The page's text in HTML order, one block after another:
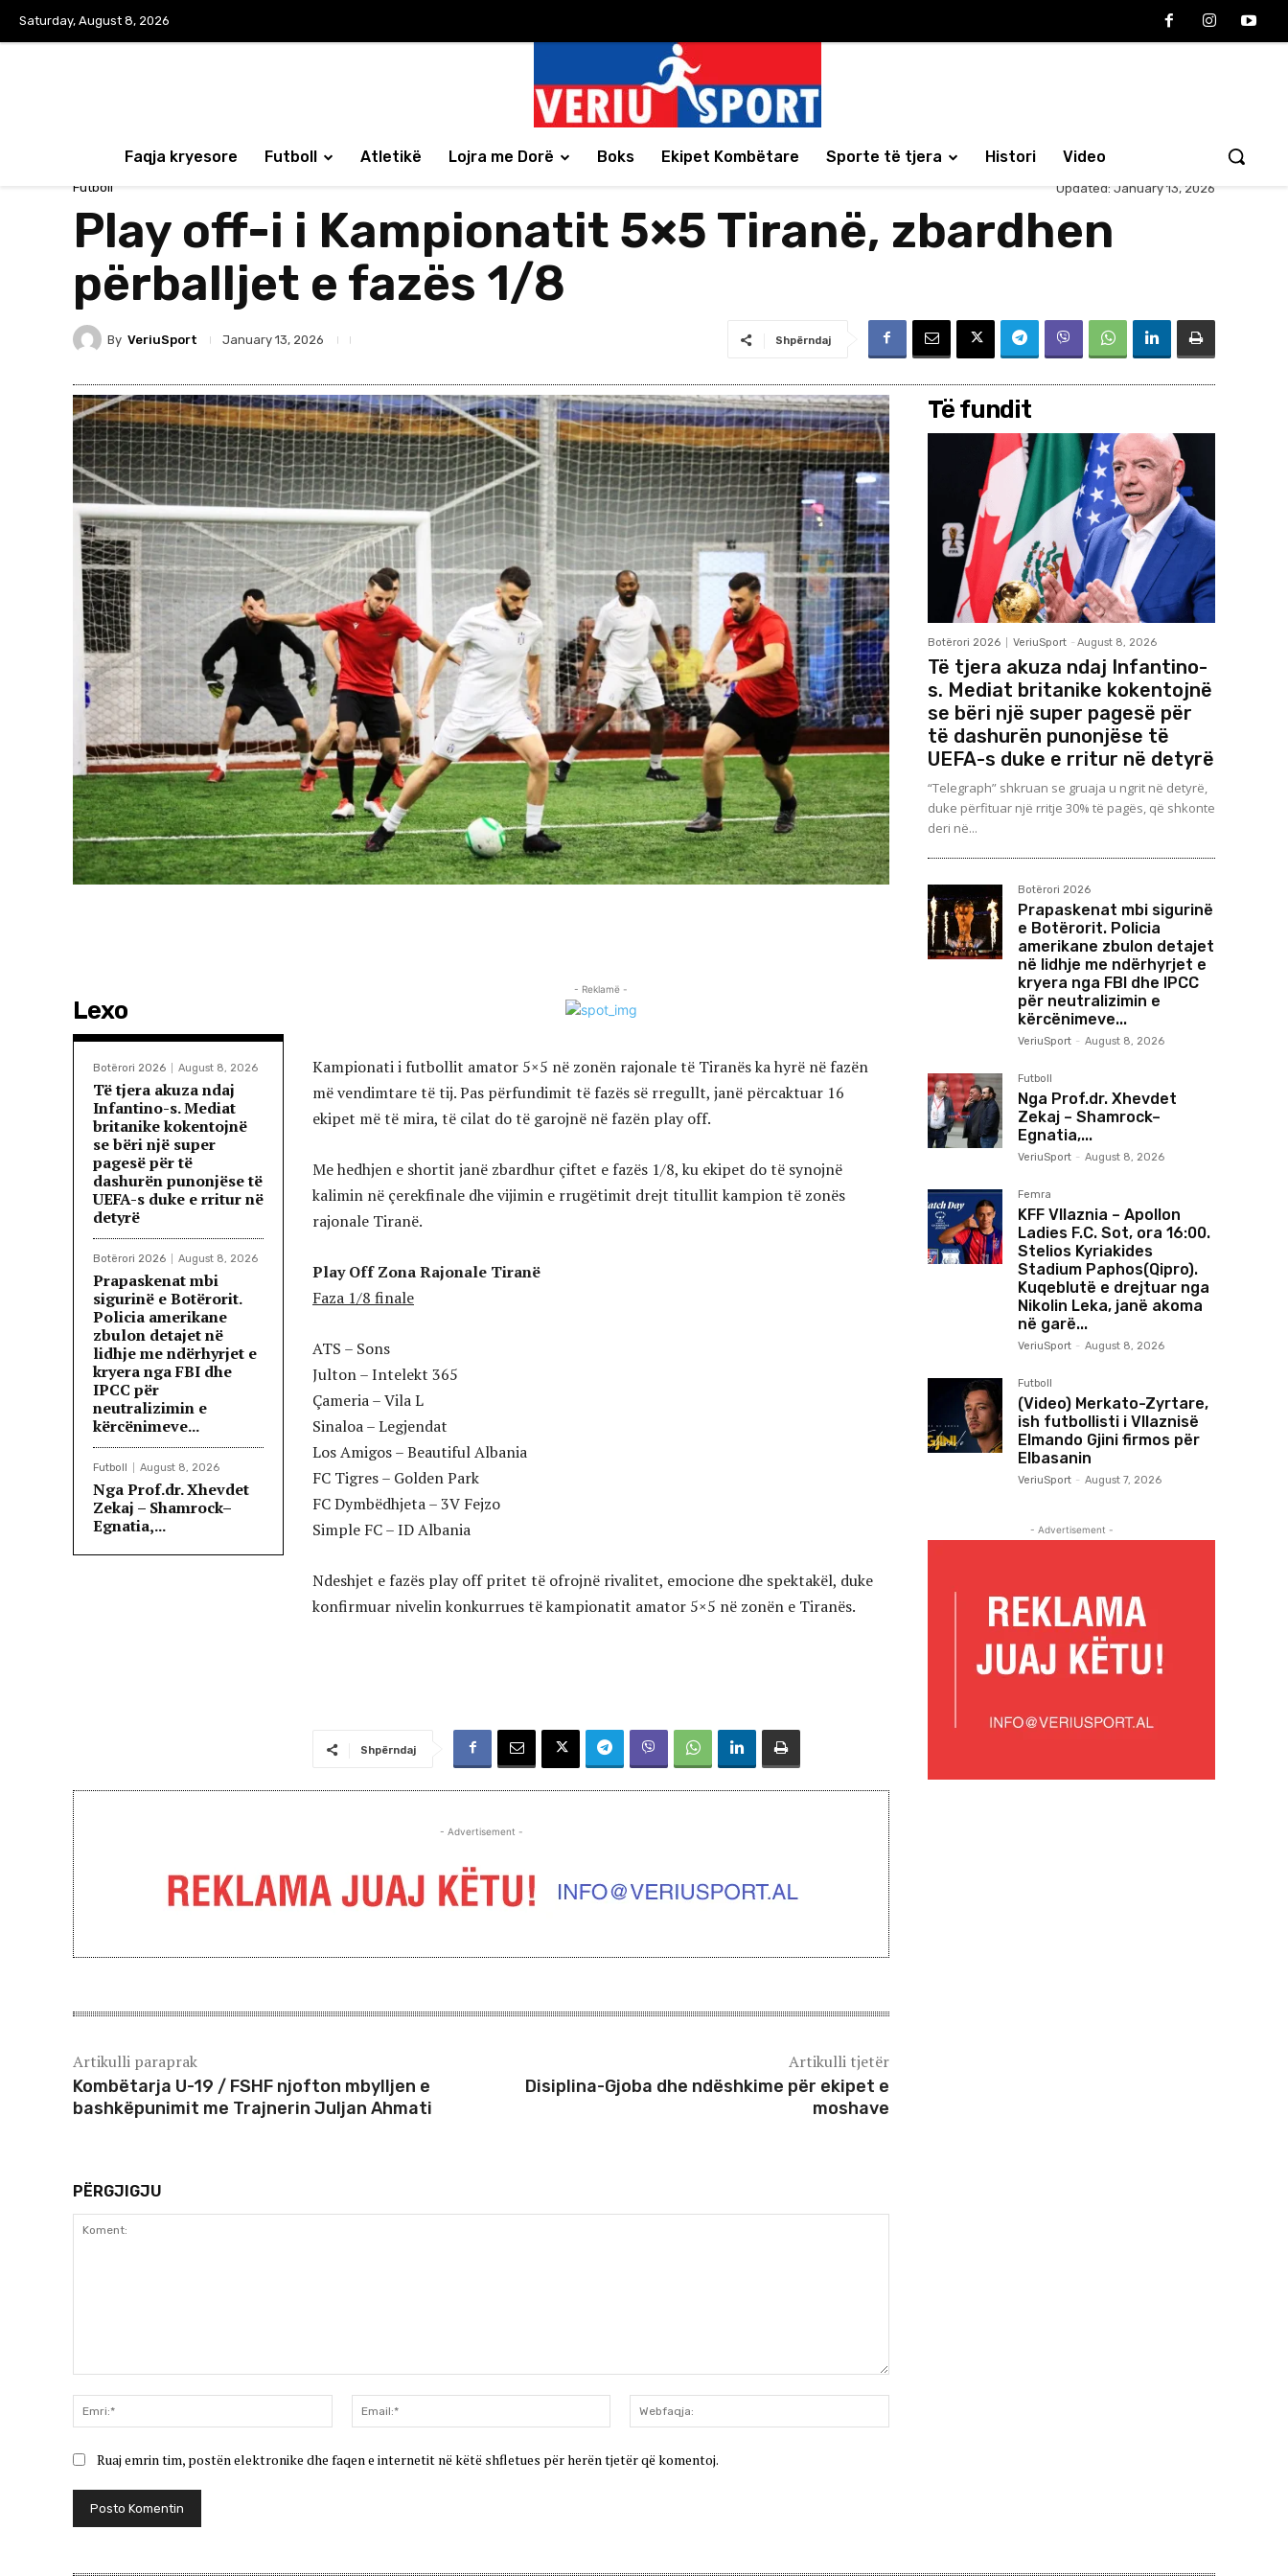
Saturday, August 8, 2026
Faqja kryesore Futboll Atletikë Lojra me Dorë Boks Ekipet Kombëtare Sporte të tjera Histori Video
Futboll Updated: January 13, 2026
Play off-i i Kampionatit 5×5 Tiranë, zbardhen
përballjet e fazës 1/8
By VeriuSport January 13, 2026 Shpërndaj
Lexo
Botërori 2026 August 8, 2026
Të tjera akuza ndaj
Infantino-s. Mediat
britanike kokentojnë
se bëri një super
pagesë për të
dashurën punonjëse të
UEFA-s duke e rritur në
detyrë
Botërori 2026 August 8, 2026
Prapaskenat mbi
sigurinë e Botërorit.
Policia amerikane
zbulon detajet në
lidhje me ndërhyrjet e
kryera nga FBI dhe
IPCC për
neutralizimin e
kërcënimeve...
Futboll August 8, 2026
Nga Prof.dr. Xhevdet
Zekaj – Shamrock–
Egnatia,...
- Reklamë -
Kampionati i futbollit amator 5×5 në zonën rajonale të Tiranës ka hyrë në fazën
më vendimtare të tij. Pas përfundimit të fazës së rregullt, janë përcaktuar 16
ekipet më të mira, të cilat do të garojnë në fazën play off.
Me hedhjen e shortit janë zbardhur çiftet e fazës 1/8, ku ekipet do të synojnë
kalimin në çerekfinale dhe vijimin e rrugëtimit drejt titullit kampion të zonës
rajonale Tiranë.
Play Off Zona Rajonale Tiranë
Faza 1/8 finale
ATS – Sons
Julton – Intelekt 365
Çameria – Vila L
Sinaloa – Legjendat
Los Amigos – Beautiful Albania
FC Tigres – Golden Park
FC Dymbëdhjeta – 3V Fejzo
Simple FC – ID Albania
Ndeshjet e fazës play off pritet të ofrojnë rivalitet, emocione dhe spektakël, duke
konfirmuar nivelin konkurrues të kampionatit amator 5×5 në zonën e Tiranës.
Shpërndaj
- Advertisement -
Artikulli paraprak
Kombëtarja U-19 / FSHF njofton mbylljen e
bashkëpunimit me Trajnerin Juljan Ahmati
Artikulli tjetër
Disiplina-Gjoba dhe ndëshkime për ekipet e
moshave
PËRGJIGJU
Emri:*
Email:*
Ruaj emrin tim, postën elektronike dhe faqen e internetit në këtë shfletues për herën tjetër që komentoj.
Të fundit
Botërori 2026 VeriuSport - August 8, 2026
Të tjera akuza ndaj Infantino-
s. Mediat britanike kokentojnë
se bëri një super pagesë për
të dashurën punonjëse të
UEFA-s duke e rritur në detyrë
“Telegraph” shkruan se gruaja u ngrit në detyrë,
duke përfituar një rritje 30% të pagës, që shkonte
deri në...
Botërori 2026
Prapaskenat mbi sigurinë
e Botërorit. Policia
amerikane zbulon detajet
në lidhje me ndërhyrjet e
kryera nga FBI dhe IPCC
për neutralizimin e
kërcënimeve...
VeriuSport - August 8, 2026
Futboll
Nga Prof.dr. Xhevdet
Zekaj – Shamrock–
Egnatia,...
VeriuSport - August 8, 2026
Femra
KFF Vllaznia – Apollon
Ladies F.C. Sot, ora 16:00.
Stelios Kyriakides
Stadium Paphos(Qipro).
Kuqeblutë e drejtuar nga
Nikolin Leka, janë akoma
në garë...
VeriuSport - August 8, 2026
Futboll
(Video) Merkato-Zyrtare,
ish futbollisti i Vllaznisë
Elmando Gjini firmos për
Elbasanin
VeriuSport - August 7, 2026
- Advertisement -